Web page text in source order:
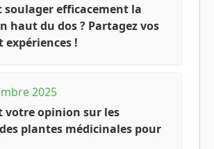
soulager efficacement la
haut du dos ? Partagez vos
expériences !
2025
votre opinion sur les
plantes médicinales pour